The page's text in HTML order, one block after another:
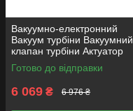
Вакуумно-електронний
Вакуум турбіни Вакуумний
клапан турбіни Актуатор
ТУРБІН BV43E VW 2.0D
Готово до відправки
6 069 ₴ 6 976 ₴